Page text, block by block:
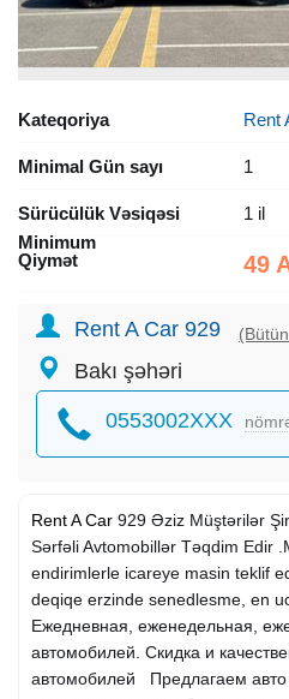
Kateqoriya Rent
Minimal Gün sayı 1
Sürücülük Vəsiqəsi
Minimum
1 il
Qiymət 49
Rent A Car 929
Bakı şəhəri
0553002XXX
Rent A Car 929 Əziz Müştərilər
Sərfəli Avtomobillər Təqdim Edir
endirimlerle icareye masin teklif
deqiqe erzinde senedlesme, en
Ежедневная, еженедельная,
автомобилей. Скидка и
автомобилей Предлагаем авто